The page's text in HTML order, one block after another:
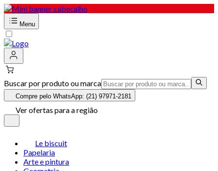
Menu
Buscar por produto ou marca
Compre pelo WhatsApp: (21) 97971-2181
Ver ofertas para a região
Le biscuit
Papelaria
Arte e pintura